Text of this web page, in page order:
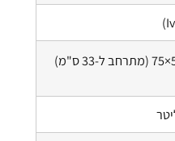
(מתרחב ל-33 ס"מ)